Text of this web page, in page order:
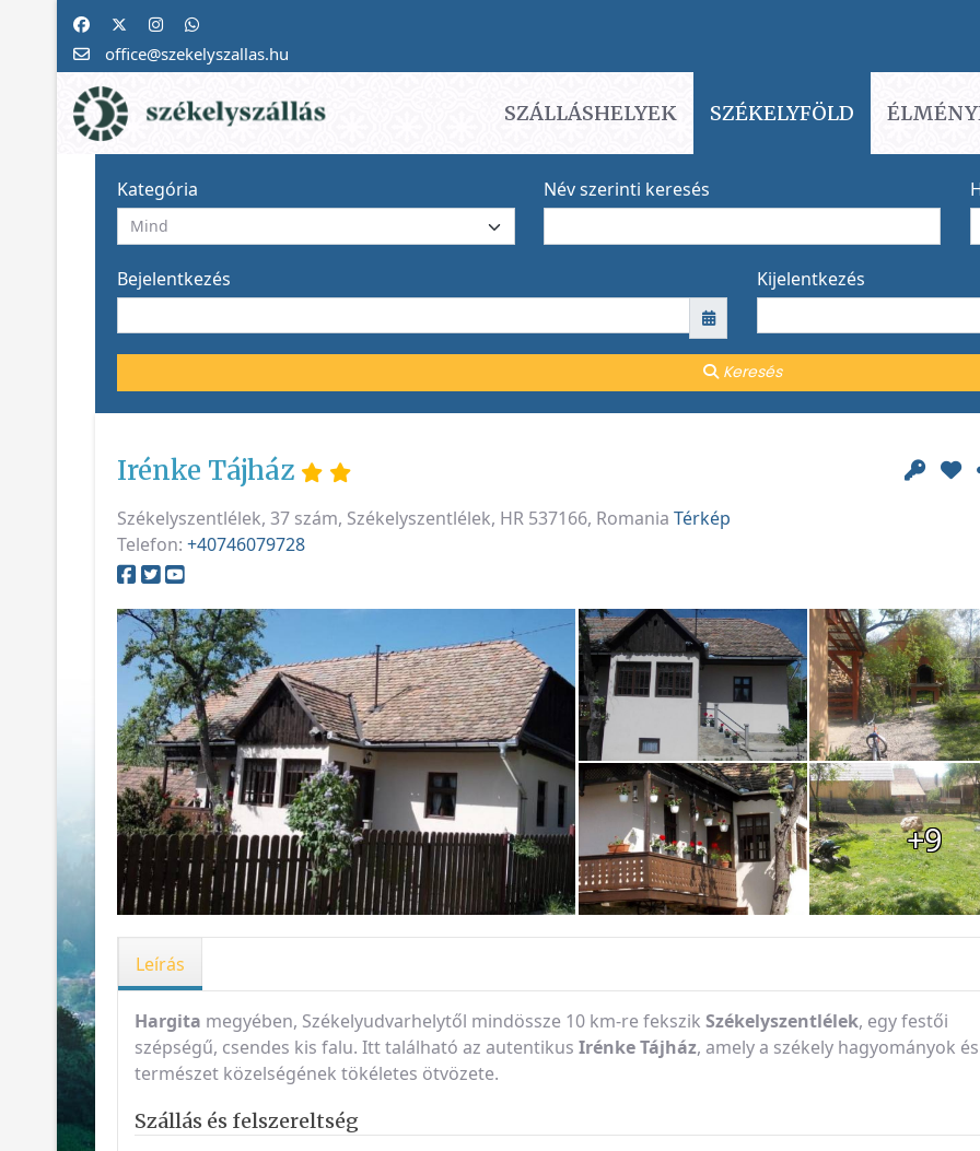
office@szekelyszallas.hu
SZÁLLÁSHELYEK SZÉKELYFÖLD
Kategória Név szerinti keresés
Bejelentkezés Kijelentkezés
Keresés
Irénke Tájház
Székelyszentlélek, 37 szám, Székelyszentlélek, HR 537166, Romania Térkép
Telefon: +40746079728
+9
Leírás
Hargita megyében, Székelyudvarhelytől mindössze 10 km-re fekszik Székelyszentlélek, egy festői
szépségű, csendes kis falu. Itt található az autentikus Irénke Tájház, amely a székely hagyományok
természet közelségének tökéletes ötvözete.
Szállás és felszereltség